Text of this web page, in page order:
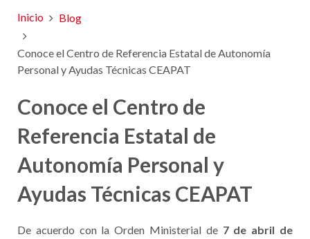
Inicio Blog
Conoce el Centro de Referencia Estatal de Autonomía
Personal y Ayudas Técnicas CEAPAT
Conoce el Centro de
Referencia Estatal de
Autonomía Personal y
Ayudas Técnicas CEAPAT
De acuerdo con la Orden Ministerial de 7 de abril de